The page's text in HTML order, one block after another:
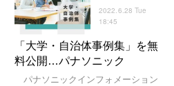
2022.6.28 Tue
18:45
「大学・自治体事例集」を無
料公開…パナソニック
パナソニックインフォメーション